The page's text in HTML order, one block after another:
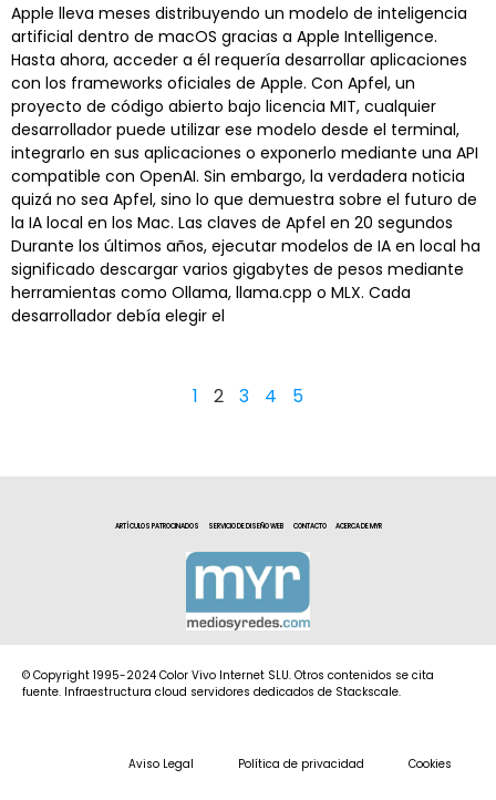
Apple lleva meses distribuyendo un modelo de inteligencia
artificial dentro de macOS gracias a Apple Intelligence.
Hasta ahora, acceder a él requería desarrollar aplicaciones
con los frameworks oficiales de Apple. Con Apfel, un
proyecto de código abierto bajo licencia MIT, cualquier
desarrollador puede utilizar ese modelo desde el terminal,
integrarlo en sus aplicaciones o exponerlo mediante una API
compatible con OpenAI. Sin embargo, la verdadera noticia
quizá no sea Apfel, sino lo que demuestra sobre el futuro de
la IA local en los Mac. Las claves de Apfel en 20 segundos
Durante los últimos años, ejecutar modelos de IA en local ha
significado descargar varios gigabytes de pesos mediante
herramientas como Ollama, llama.cpp o MLX. Cada
desarrollador debía elegir el
1 2 3 4 5
ARTÍCULOS PATROCINADOS SERVICIO DE DISEÑO WEB CONTACTO ACERCA DE MYR
© Copyright 1995-2024 Color Vivo Internet SLU. Otros contenidos se cita
fuente. Infraestructura cloud servidores dedicados de Stackscale.
Aviso Legal Política de privacidad Cookies